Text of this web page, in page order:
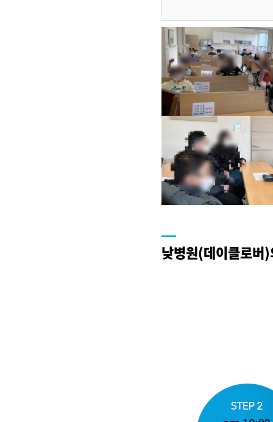
낮병원(데이클로버